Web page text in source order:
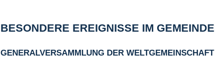
BESONDERE EREIGNISSE IM
GENERALVERSAMMLUNG DER